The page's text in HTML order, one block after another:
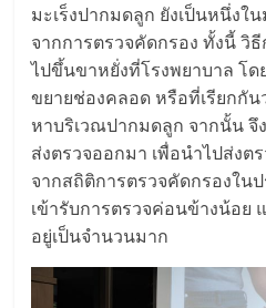
มะเร็งปากมดลูก ยังเป็นหนึ่งใ
จากการตรวจคัดกรอง ทั้งนี้ วิ
ไปขึ้นขาหยั่งที่โรงพยาบาล โ
ขยายช่องคลอด หรือที่เรียกกัน
หาบริเวณปากมดลูก จากนั้น จึ
ส่งตรวจออกมา เพื่อนำไปส่งต
จากสถิติการตรวจคัดกรองใน
เข้ารับการตรวจค่อนข้างน้อย
อยู่เป็นจำนวนมาก